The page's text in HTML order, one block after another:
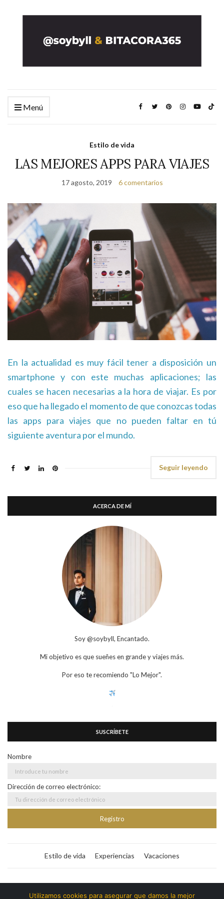
Menú
Estilo de vida
LAS MEJORES APPS PARA VIAJES
17 agosto, 2019 6 comentarios
En la actualidad es muy fácil tener a disposición un
smartphone y con este muchas aplicaciones; las
cuales se hacen necesarias a la hora de viajar. Es por
eso que ha llegado el momento de que conozcas todas
las apps para viajes que no pueden faltar en tú
siguiente aventura por el mundo.
Seguir leyendo
ACERCA DE MÍ
Soy @soybyll, Encantado.
Mi objetivo es que sueñes en grande y viajes más.
Por eso te recomiendo "Lo Mejor".
SUSCRÍBETE
Nombre
Dirección de correo electrónico:
Estilo de vida Experiencias Vacaciones
Bitacora365
Utilizamos cookies para asegurar que damos la mejor